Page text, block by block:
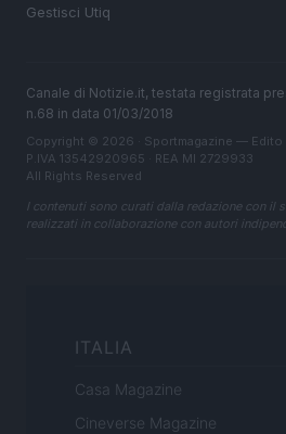
Gestisci Utiq
Canale di Notizie.it, testata registrata
n.68 in data 01/03/2018
Copyright © 2026 · Sportmagazine — Edito
P.IVA 13542920965 · REA MI 2729933
All Rights Reserved
I contenuti sono curati dalla redazione con il
realizzati in collaborazione con autori
ITALIA
Casa Magazine
Cineverse Magazine